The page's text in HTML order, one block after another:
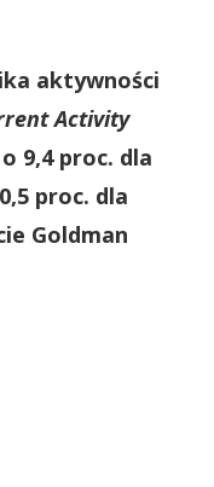
aktywności
Activity
9,4 proc. dla
proc. dla
Goldman